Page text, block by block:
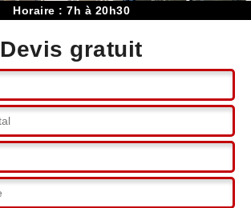
Horaire : 7h à 20h30
Devis gratuit